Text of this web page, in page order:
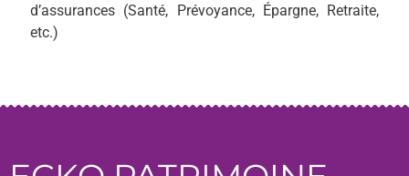
d’assurances (Santé, Prévoyance, Épargne, Retraite,
etc.)